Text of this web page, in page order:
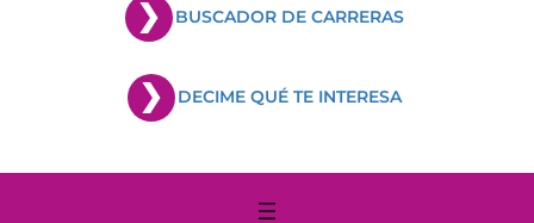
BUSCADOR DE CARRERAS
DECIME QUÉ TE INTERESA